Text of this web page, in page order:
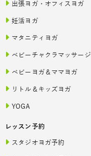
出張ヨガ・オフィスヨガ
妊活ヨガ
マタニティヨガ
ベビーチャクラマッサージ
ベビーヨガ＆ママヨガ
リトル＆キッズヨガ
YOGA
レッスン予約
スタジオヨガ予約